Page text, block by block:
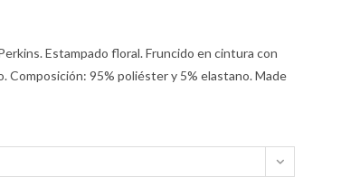
Estampado floral. Fruncido en cintura con
95% poliéster y 5% elastano. Made